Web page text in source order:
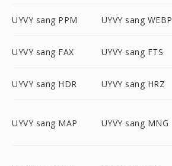
UYVY sang PPM UYVY sang WEBP
UYVY sang FAX UYVY sang FTS
UYVY sang HDR UYVY sang HRZ
UYVY sang MAP UYVY sang MNG